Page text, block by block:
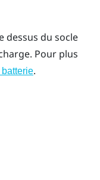
dessus du socle
Pour plus
.